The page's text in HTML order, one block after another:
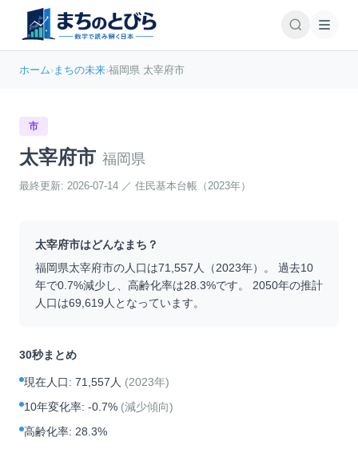
ホーム›まちの未来›福岡県 太宰府市
市
太宰府市 福岡県
最終更新: 2026-07-14 ／ 住民基本台帳（2023年）
太宰府市はどんなまち？
福岡県太宰府市の人口は71,557 人（2023年）。 過去10
年で0.7%減少し、高齢化率は28.3%です。 2050年の推計
人口は69,619 人となっています。
30秒まとめ
現在人口: 71,557人 (2023年)
10年変化率: -0.7% (減少傾向)
高齢化率: 28.3%